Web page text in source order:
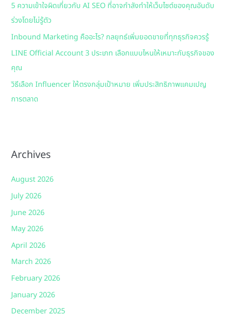
o
r
:
5 ความเข้าใจผิดเกี่ยวกับ AI SEO ที่อาจกำลังทำให้เว็บไซต์ของคุณอันดับ
ร่วงโดยไม่รู้ตัว
Inbound Marketing คืออะไร? กลยุทธ์เพิ่มยอดขายที่ทุกธุรกิจควรรู้
LINE Official Account 3 ประเภท เลือกแบบไหนให้เหมาะกับธุรกิจของ
คุณ
วิธีเลือก Influencer ให้ตรงกลุ่มเป้าหมาย เพิ่มประสิทธิภาพแคมเปญ
การตลาด
Archives
August 2026
July 2026
June 2026
May 2026
April 2026
March 2026
February 2026
January 2026
December 2025